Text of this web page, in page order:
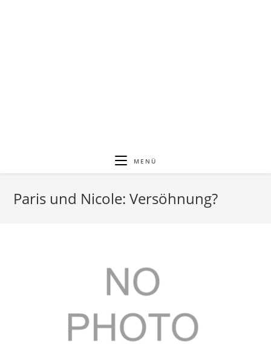
MENÜ
Paris und Nicole: Versöhnung?